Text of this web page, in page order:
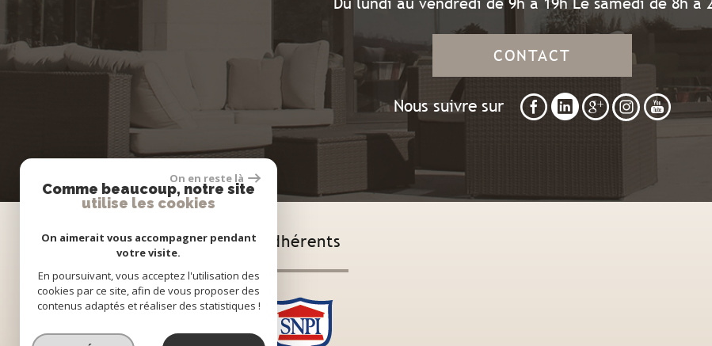
CONTACT
Nous suivre sur
Adhérents
On en reste là
Comme beaucoup, notre site
utilise les cookies
On aimerait vous accompagner pendant
votre visite.
En poursuivant, vous acceptez l'utilisation des
cookies par ce site, afin de vous proposer des
contenus adaptés et réaliser des statistiques !